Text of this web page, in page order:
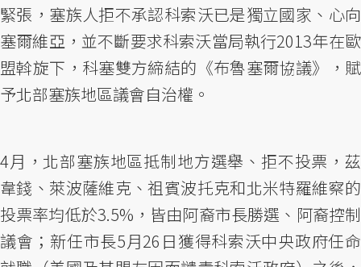
緊張，塞族人拒不承認科索沃已是獨立國家、心向
塞爾維亞，並不斷要求科索沃當局執行2013年在歐
盟斡旋下，科塞雙方締結的《布魯塞爾協議》，賦
予北部塞族地區議會自治權。
4月，北部塞族地區抵制地方選舉、拒不投票，茲
韋錢、萊波薩維克、祖賓波托克和北米特羅維察的
投票率均低於3.5%，皆由阿裔市長勝選、阿裔控制
議會；新任市長5月26日獲得科索沃中央政府任命